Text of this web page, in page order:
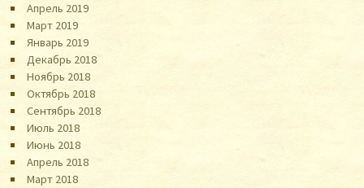
Апрель 2019
Март 2019
Январь 2019
Декабрь 2018
Ноябрь 2018
Октябрь 2018
Сентябрь 2018
Июль 2018
Июнь 2018
Апрель 2018
Март 2018